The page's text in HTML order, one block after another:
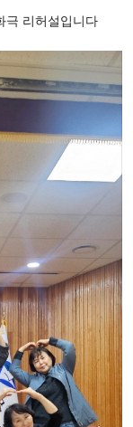
극 리허설입니다